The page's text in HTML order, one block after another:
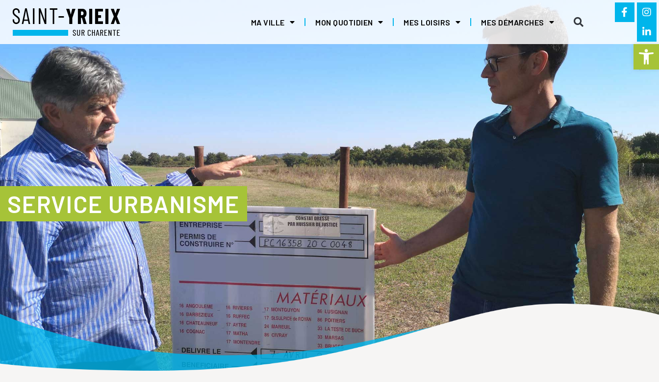
Ouvrir
MA VILLE MON QUOTIDIEN MES LOISIRS MES DÉMARCHES
SERVICE URBANISME